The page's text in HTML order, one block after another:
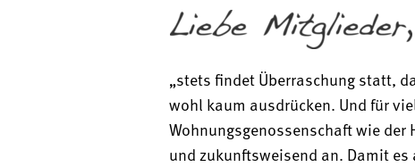
UMBAU
Die Hildesheimer Straße 89
bekommt ein neues Gesicht
„stets findet Überraschung statt,
wohl kaum ausdrücken. Und für
Wohnungsgenossenschaft wie
und zukunftsweisend an. Damit es